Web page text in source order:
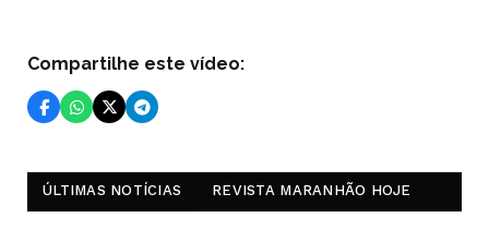
Compartilhe este vídeo:
ÚLTIMAS NOTÍCIAS REVISTA MARANHÃO HOJE